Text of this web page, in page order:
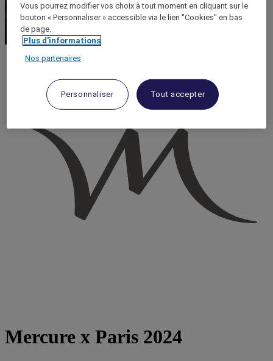
Mercure x Paris 2024
Vous pourrez modifier vos choix à tout moment en cliquant sur le
bouton « Personnaliser » accessible via le lien "Cookies" en bas
de page.
Plus d'informations
Nos partenaires
Personnaliser Tout accepter